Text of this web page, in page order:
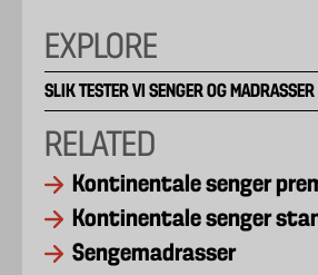
EXPLORE
SLIK TESTER VI SENGER OG MADRASSER
RELATED
Kontinentale senger
Kontinentale senger
Sengemadrasser